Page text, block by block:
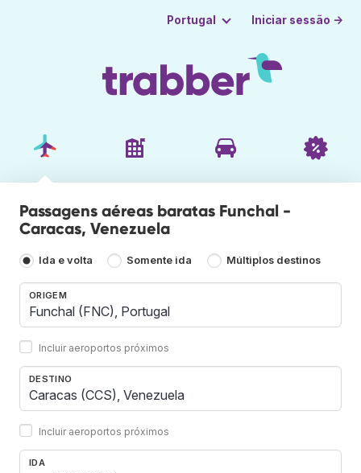
Portugal Iniciar sessão →
Passagens aéreas baratas Funchal -
Caracas, Venezuela
Ida e volta Somente ida Múltiplos destinos
ORIGEM
Incluir aeroportos próximos
DESTINO
Incluir aeroportos próximos
IDA